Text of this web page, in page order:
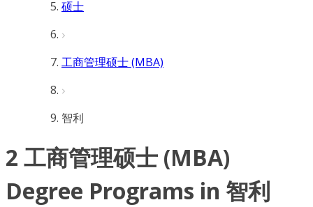
硕士
工商管理硕士 (MBA)
智利
2 工商管理硕士 (MBA)
Degree Programs in 智利